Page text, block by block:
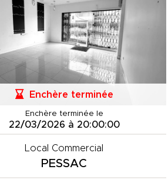
Enchère terminée
Enchère terminée le
22/03/2026 à 20:00:00
Local Commercial
PESSAC